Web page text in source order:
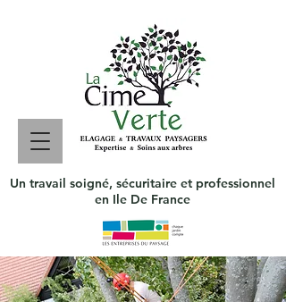
Un travail soigné, sécuritaire et professionnel
en Ile De France